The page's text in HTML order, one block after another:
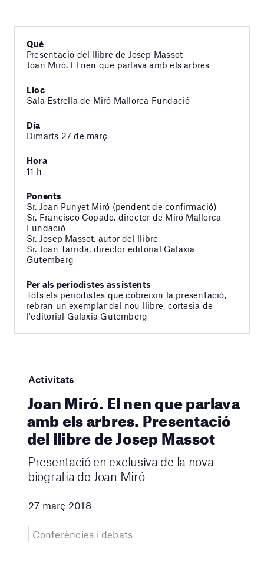
Què
Presentació del llibre de Josep Massot
Joan Miró. El nen que parlava amb els arbres
Lloc
Sala Estrella de Miró Mallorca Fundació
Dia
Dimarts 27 de març
Hora
11 h
Ponents
Sr. Joan Punyet Miró (pendent de confirmació)
Sr. Francisco Copado, director de Miró Mallorca
Fundació
Sr. Josep Massot, autor del llibre
Sr. Joan Tarrida, director editorial Galaxia
Gutemberg
Per als periodistes assistents
Tots els periodistes que cobreixin la presentació,
rebran un exemplar del nou llibre, cortesia de
l'editorial Galaxia Gutemberg
Activitats
Joan Miró. El nen que parlava
amb els arbres. Presentació
del llibre de Josep Massot
Presentació en exclusiva de la nova
biografia de Joan Miró
27 març 2018
Conferències i debats